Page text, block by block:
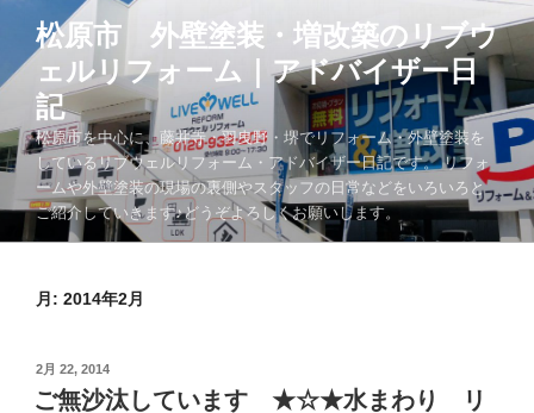
テ
ツ
へ
キ
ッ
松原市 外壁塗装・増改築のリブウ
ェルリフォーム｜アドバイザー日
記
松原市を中心に、藤井寺・羽曳野・堺でリフォーム・外壁塗装を
しているリブウェルリフォーム・アドバイザー日記です。 リフォ
ームや外壁塗装の現場の裏側やスタッフの日常などをいろいろと
ご紹介していきます♪どうぞよろしくお願いします。
月: 2014年2月
投
稿
2月 22, 2014
ご無沙汰しています ★☆★水まわり リ